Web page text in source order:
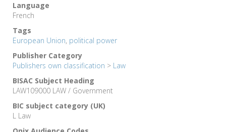
Language
French
Tags
European Union, political power
Publisher Category
Publishers own classification > Law
BISAC Subject Heading
LAW109000 LAW / Government
BIC subject category (UK)
L Law